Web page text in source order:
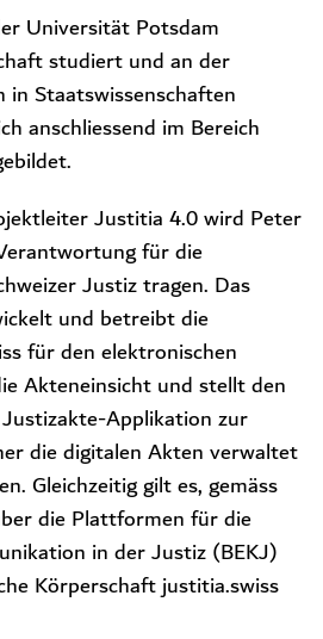
Universität Potsdam
studiert und an der
Staatswissenschaften
anschliessend im Bereich
Justitia 4.0 wird Peter
für die
Justiz tragen. Das
und betreibt die
für den elektronischen
Akteneinsicht und stellt den
Applikation zur
die digitalen Akten verwaltet
Gleichzeitig gilt es, gemäss
die Plattformen für die
in der Justiz (BEKJ)
Körperschaft justitia.swiss